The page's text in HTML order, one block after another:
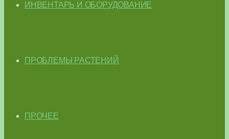
ИНВЕНТАРЬ И ОБОРУДОВАНИЕ
ПРОБЛЕМЫ РАСТЕНИЙ
ПРОЧЕЕ